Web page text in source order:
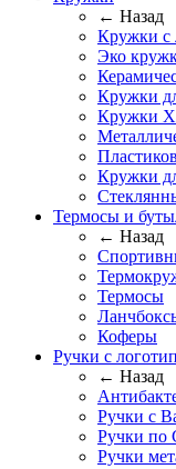
← Назад
Кружки с
Эко
Кружки
Кружки
Кружки
Термосы и
← Назад
Термосы
Коферы
Ручки с
← Назад
Ручки с
Ручки
Ручки